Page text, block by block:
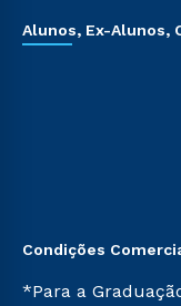
Alunos, Ex-Alunos,
Condições
*Para a